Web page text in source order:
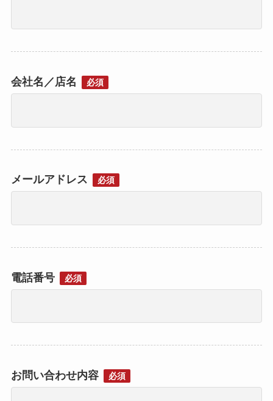
会社名／店名 必須
メールアドレス 必須
電話番号 必須
お問い合わせ内容 必須